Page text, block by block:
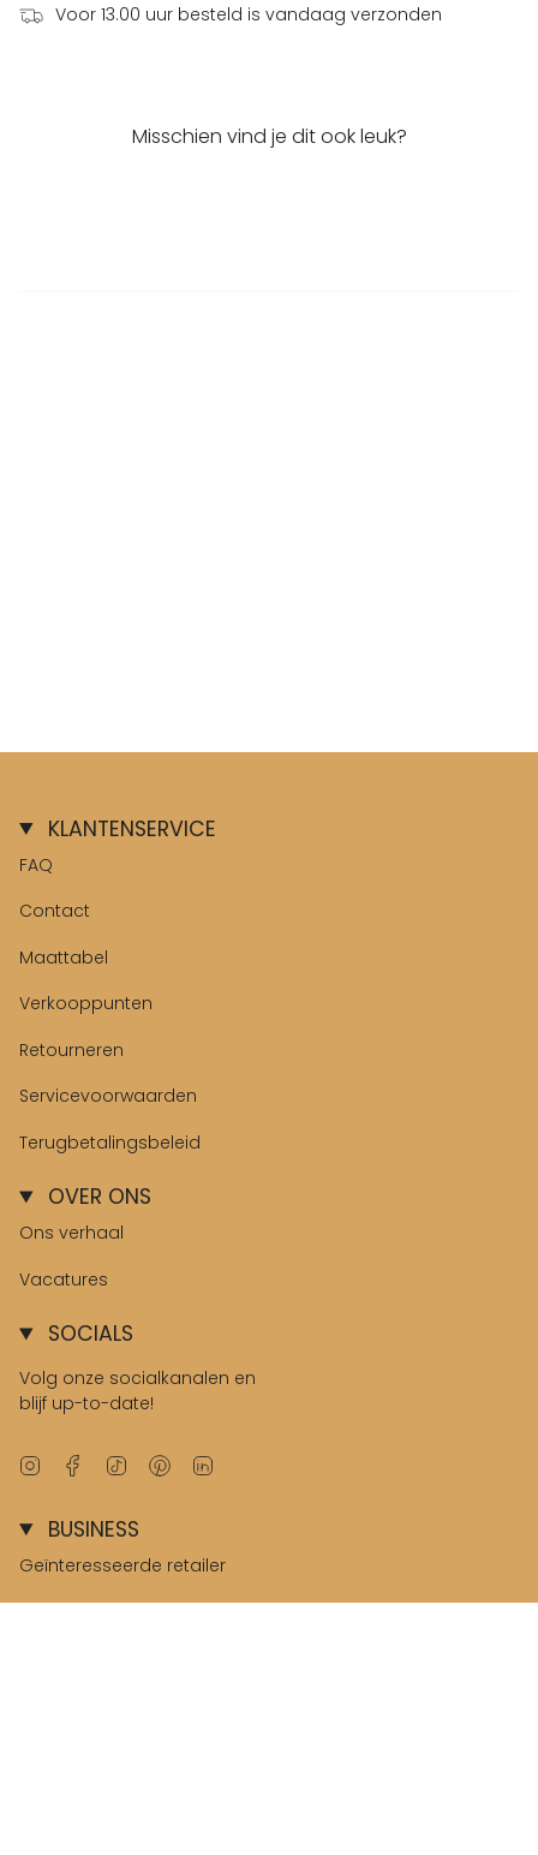
Voor 13.00 uur besteld is vandaag verzonden
Misschien vind je dit ook leuk?
KLANTENSERVICE
FAQ
Contact
Maattabel
Verkooppunten
Retourneren
Servicevoorwaarden
Terugbetalingsbeleid
OVER ONS
Ons verhaal
Vacatures
SOCIALS
Volg onze socialkanalen en
blijf up-to-date!
InstagramFacebook
TikTok Pinterest
BUSINESS
Geïnteresseerde retailer